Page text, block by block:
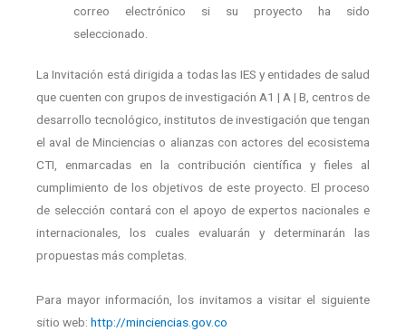
correo electrónico si su proyecto ha sido
seleccionado.
La Invitación está dirigida a todas las IES y entidades de salud
que cuenten con grupos de investigación A1 | A | B, centros de
desarrollo tecnológico, institutos de investigación que tengan
el aval de Minciencias o alianzas con actores del ecosistema
CTI, enmarcadas en la contribución científica y fieles al
cumplimiento de los objetivos de este proyecto. El proceso
de selección contará con el apoyo de expertos nacionales e
internacionales, los cuales evaluarán y determinarán las
propuestas más completas.
Para mayor información, los invitamos a visitar el siguiente
sitio web: http://minciencias.gov.co